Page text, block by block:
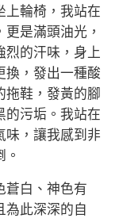
上輪椅，我站在
是滿頭油光，
烈的汗味，身上
換，發出一種酸
拖鞋，發黃的腳
的污垢。我站在
味，讓我感到非
白、神色有
此深深的自